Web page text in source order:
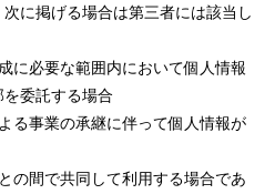
に掲げる場合は第三者には該当し
に必要な範囲内において個人情報
委託する場合
る事業の承継に伴って個人情報が
の間で共同して利用する場合であ